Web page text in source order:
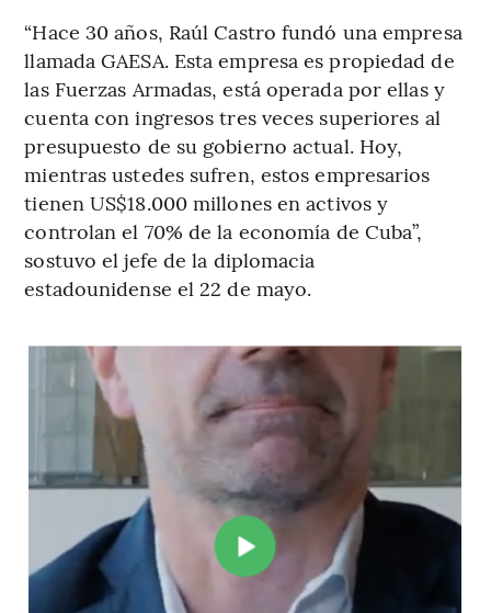
“Hace 30 años, Raúl Castro fundó una empresa
llamada GAESA. Esta empresa es propiedad de
las Fuerzas Armadas, está operada por ellas y
cuenta con ingresos tres veces superiores al
presupuesto de su gobierno actual. Hoy,
mientras ustedes sufren, estos empresarios
tienen US$18.000 millones en activos y
controlan el 70% de la economía de Cuba”,
sostuvo el jefe de la diplomacia
estadounidense el 22 de mayo.